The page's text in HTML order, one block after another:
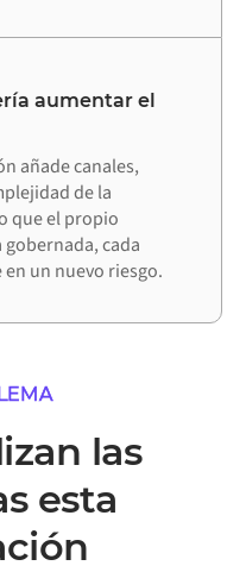
aumentar el
añade canales,
de la
que el propio
cada
un nuevo riesgo.
las
esta